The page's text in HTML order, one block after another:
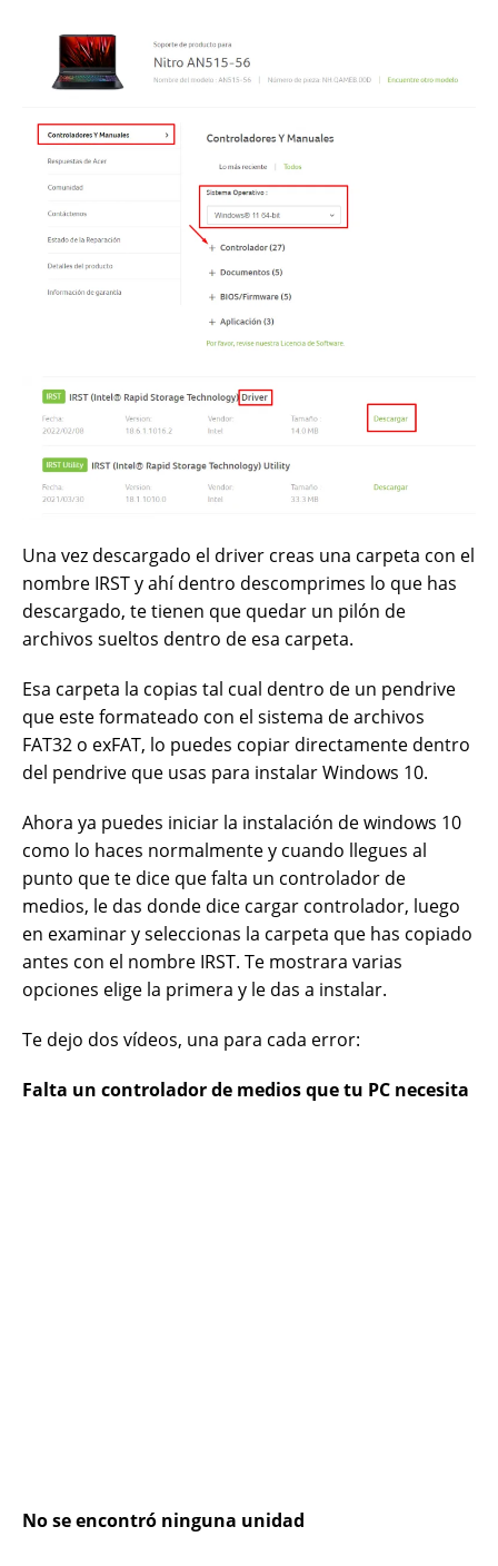
Una vez descargado el driver creas una carpeta con el
nombre IRST y ahí dentro descomprimes lo que has
descargado, te tienen que quedar un pilón de
archivos sueltos dentro de esa carpeta.
Esa carpeta la copias tal cual dentro de un pendrive
que este formateado con el sistema de archivos
FAT32 o exFAT, lo puedes copiar directamente dentro
del pendrive que usas para instalar Windows 10.
Ahora ya puedes iniciar la instalación de windows 10
como lo haces normalmente y cuando llegues al
punto que te dice que falta un controlador de
medios, le das donde dice cargar controlador, luego
en examinar y seleccionas la carpeta que has copiado
antes con el nombre IRST. Te mostrara varias
opciones elige la primera y le das a instalar.
Te dejo dos vídeos, una para cada error:
Falta un controlador de medios que tu PC necesita
No se encontró ninguna unidad